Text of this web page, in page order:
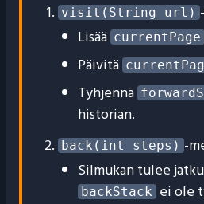
visit(String url)
Lisää currentPage
Päivitä
Tyhjennä
historian.
back(int steps) -
Silmukan tulee
backStack ei ole